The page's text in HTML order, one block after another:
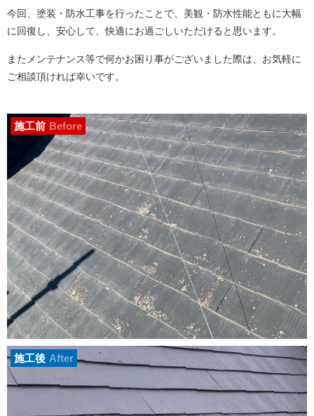
今回、塗装・防水工事を行ったことで、美観・防水性能ともに大幅
に回復し、安心して、快適にお過ごしいただけると思います。
またメンテナンス等で何かお困り事がございました際は、お気軽に
ご相談頂ければ幸いです。
施工前 Before
施工後 After